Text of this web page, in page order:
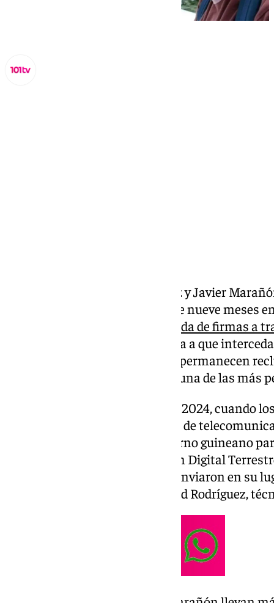
Las familias de David Rodríguez y Javier
encarcelados desde hace más de nueve meses
recogida de firmas a
presionar al Gobierno de España a que
autoridades guineanas. Ambos permanecen
temida prisión de Black Beach, una de las más
Todo comenzó el 22 de enero de 2024, cuando
Technical, la empresa española de
fueron convocados por el Gobierno guineano
de implantación de la Televisión Digital
directivos no se presentaron y enviaron en su
administrativo cordobés, y David Rodríguez,